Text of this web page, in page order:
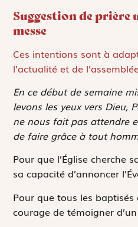
Suggestion de prière
messe
Ces intentions sont à
l’actualité et de
En ce début de semaine
levons les yeux vers Dieu,
ne nous fait pas attendre
de faire grâce à tout
Pour que l’Église cherche
sa capacité d’annoncer
Pour que tous les
courage de témoigner